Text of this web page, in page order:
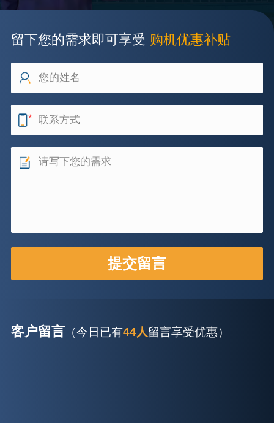
留下您的需求即可享受 购机优惠补贴
客户留言 （今日已有44人留言享受优惠）